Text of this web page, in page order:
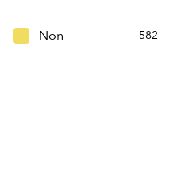
Non 582